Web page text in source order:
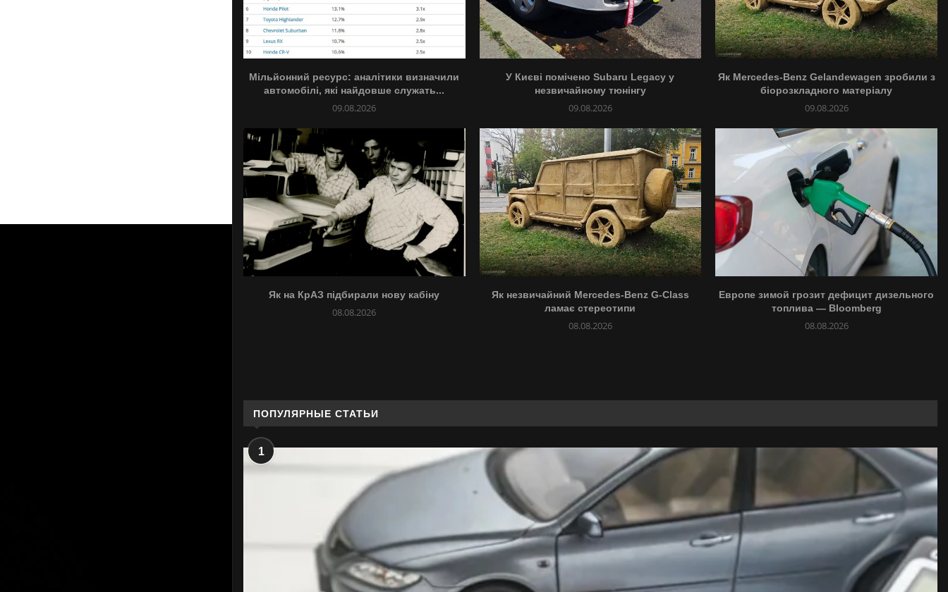
Мільйонний ресурс: аналітики визначили
автомобілі, які найдовше служать...
09.08.2026
У Києві помічено Subaru Legacy у
незвичайному тюнінгу
09.08.2026
Як Mercedes-Benz Gelandewagen зробили з
біорозкладного матеріалу
09.08.2026
Як на КрАЗ підбирали нову кабіну
08.08.2026
Як незвичайний Mercedes-Benz G-Class
ламає стереотипи
08.08.2026
Европе зимой грозит дефицит дизельного
топлива — Bloomberg
08.08.2026
ПОПУЛЯРНЫЕ СТАТЬИ
1